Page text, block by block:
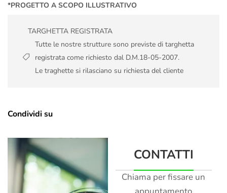
*PROGETTO A SCOPO ILLUSTRATIVO
TARGHETTA REGISTRATA
Tutte le nostre strutture sono previste di targhetta
registrata come richiesto dal D.M.18-05-2007.
Le traghette si rilasciano su richiesta del cliente
Condividi su
CONTATTI
Chiama per fissare un